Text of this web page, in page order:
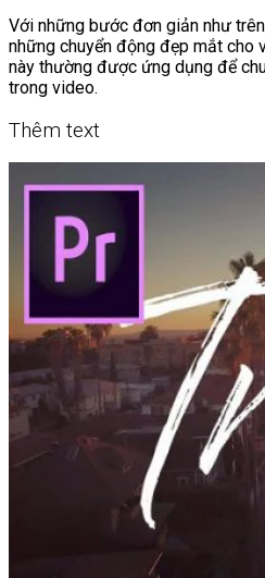
Với những bước đơn giản như
những chuyển động đẹp mắt cho
này thường được ứng dụng để
trong video.
Thêm text